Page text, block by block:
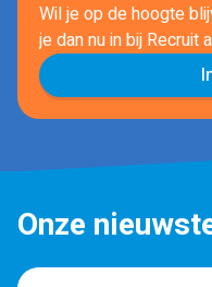
Wil je op de hoogte
je dan nu inbij Recruit
Onze